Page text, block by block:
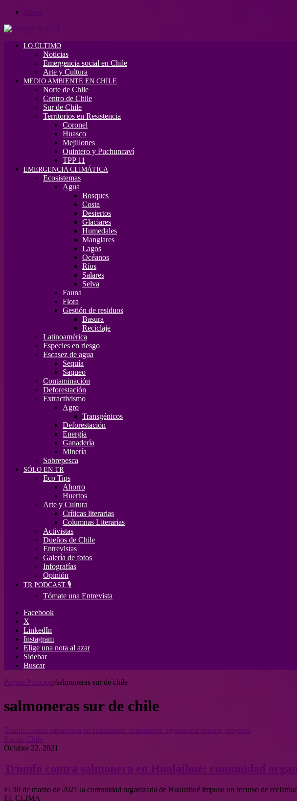
LO ÚLTIMO
Noticias
Emergencia social en Chile
Arte y Cultura
MEDIO AMBIENTE EN CHILE
Norte de Chile
Centro de Chile
Sur de Chile
Territorios en Resistencia
Coronel
Huasco
Mejillones
Quintero y Puchuncaví
TPP 11
EMERGENCIA CLIMÁTICA
Ecosistemas
Agua
Bosques
Costa
Desiertos
Glaciares
Humedales
Manglares
Lagos
Océanos
Ríos
Salares
Selva
Fauna
Flora
Gestión de residuos
Basura
Reciclaje
Latinoamérica
Especies en riesgo
Escasez de agua
Sequía
Saqueo
Contaminación
Deforestación
Extractivismo
Agro
Transgénicos
Deforestación
Energía
Ganadería
Minería
Sobrepesca
SÓLO EN TR
Eco Tips
Ahorro
Huertos
Arte y Cultura
Críticas literarias
Columnas Literarias
Activistas
Dueños de Chile
Entrevistas
Galería de fotos
Infografías
Opinión
TR PODCAST 🎙️
Tómate una Entrevista
Facebook
X
LinkedIn
Instagram
Elige una nota al azar
Sidebar
Buscar
Página Principal /salmoneras sur de chile
salmoneras sur de chile
Sur de Chile
Octubre 22, 2021
Triunfo contra salmonera en Hualaihué: comunidad
El 30 de marzo de 2021 la comunidad organizada de Hualaihué impuso un recurso de
EL CLIMA